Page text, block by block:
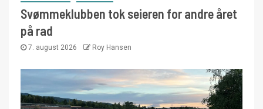
Svømmeklubben tok seieren for andre året
på rad
7. august 2026 Roy Hansen